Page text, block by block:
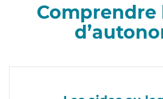
Comprendre